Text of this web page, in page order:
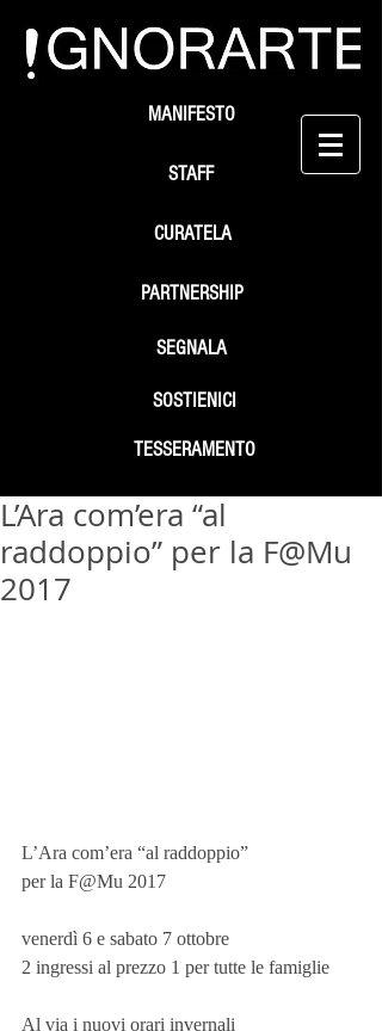
STAFF
SEGNALA
SOSTIENICI
MANIFESTO
PARTNERSHIP
TESSERAMENTO
CURATELA
L’Ara com’era “al
raddoppio” per la F@Mu
2017
L’Ara com’era “al raddoppio”
per la F@Mu 2017
venerdì 6 e sabato 7 ottobre
2 ingressi al prezzo 1 per tutte le famiglie
Al via i nuovi orari invernali